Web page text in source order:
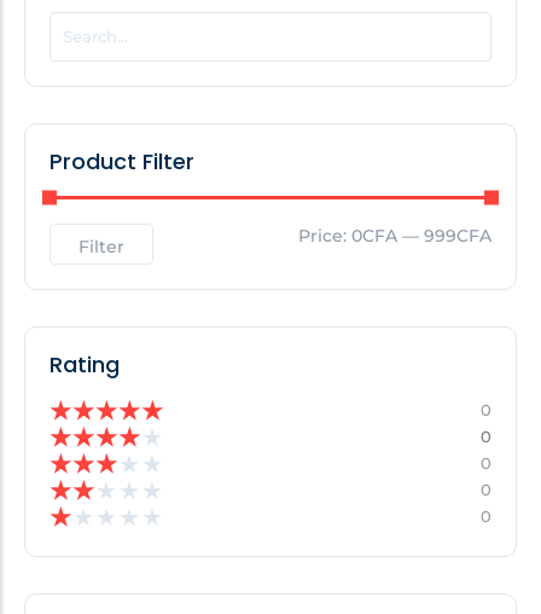
POPULAR THIS WEEK
No Posts Found!
No Posts Found!
Product Filter
Filter Price: 0CFA — 999CFA
Rating
★★★★★ 0
★★★★★ 0
★★★★ ★ 0
★★★ ★ ★ 0
★★ ★ ★ ★ 0